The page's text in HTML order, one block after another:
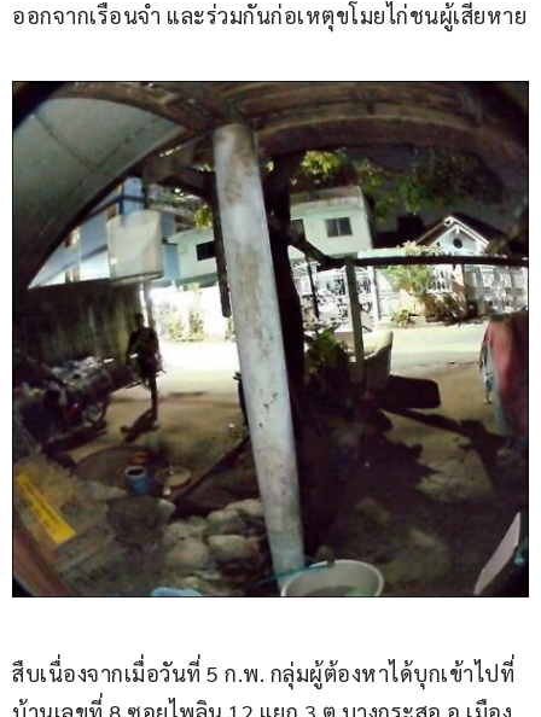
ออกจากเรือนจำ และร่วมกันก่อเหตุขโมยไก่ชนผู้เสียหาย
สืบเนื่องจากเมื่อวันที่ 5 ก.พ. กลุ่มผู้ต้องหาได้บุกเข้าไปที่